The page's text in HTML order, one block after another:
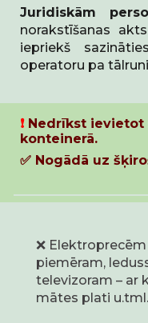
Juridiskām
norakstīšanas
iepriekš
operatoru pa
❗ Nedrīkst ievietot
konteinerā.
✅ Nogādā uz
❌
piemēram,
televizoram – ar
mātes plati u.tml.